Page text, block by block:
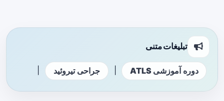
تبلیغات متنی
دوره آموزشی ATLS جراحی تیروئید